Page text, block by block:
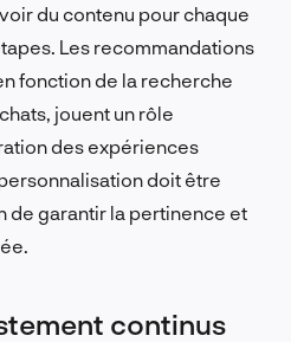
du contenu pour chaque
Les recommandations
fonction de la recherche
jouent un rôle
des expériences
doit être
de garantir la pertinence et
continus